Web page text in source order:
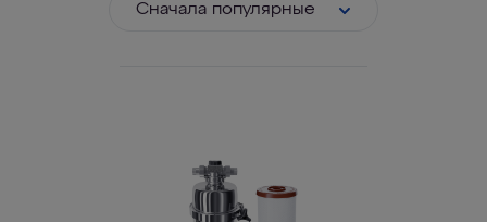
Cначала популярные